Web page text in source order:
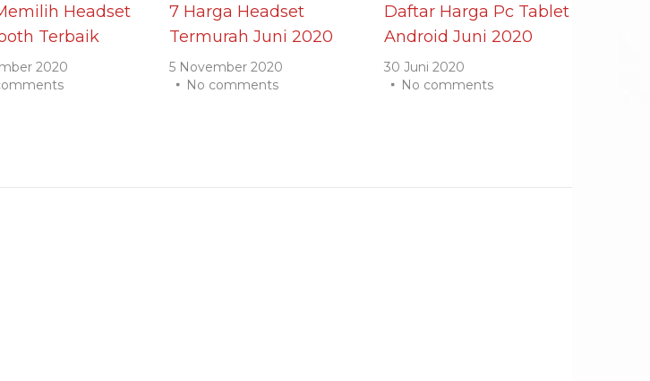
Headset
Terbaik
2020
7 Harga Headset
Termurah Juni 2020
5 November 2020
No comments
Daftar Harga Pc Tablet
Android Juni 2020
30 Juni 2020
No comments